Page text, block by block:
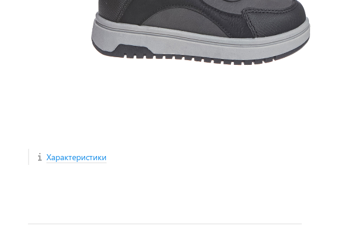
Характеристики